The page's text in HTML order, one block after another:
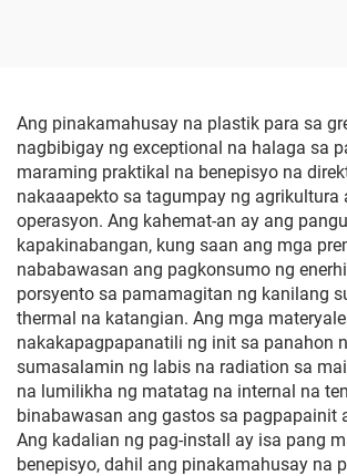
Ang pinakamahusay na plastik para sa
nagbibigay ng exceptional na halaga sa
maraming praktikal na benepisyo na
nakaaapekto sa tagumpay ng agrikultura
operasyon. Ang kahemat-an ay ang
kapakinabangan, kung saan ang mga
nababawasan ang pagkonsumo ng
porsyento sa pamamagitan ng kanilang
thermal na katangian. Ang mga
nakakapagpapanatili ng init sa panahon
sumasalamin ng labis na radiation sa
na lumilikha ng matatag na internal na
binabawasan ang gastos sa pagpapainit
Ang kadalian ng pag-install ay isa pang
benepisyo, dahil ang pinakamahusay na